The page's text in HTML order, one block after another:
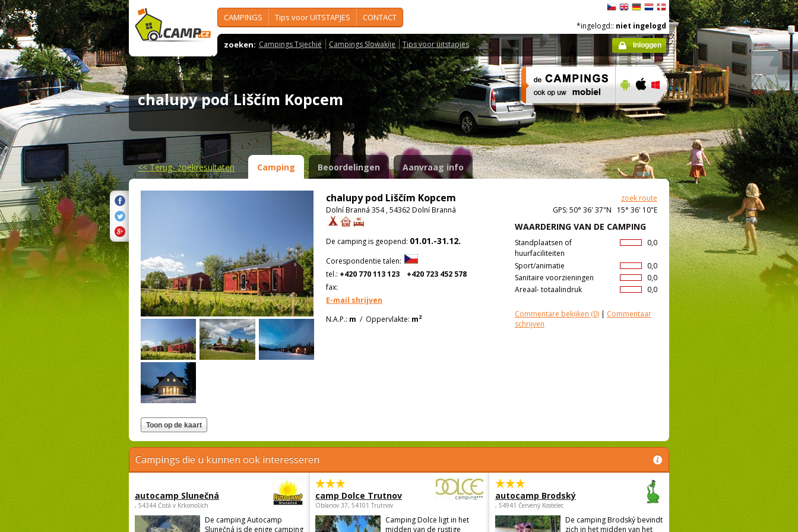
CAMPINGS Tips voor UITSTAPJES CONTACT
zoeken: Campings Tsjechië Campings Slowakije Tips voor uitstapjes
*ingelogd:: niet ingelogd
Inloggen
chalupy pod Liščím Kopcem
<<Terug- zoekresultaten Camping Beoordelingen Aanvraag info
chalupy pod Liščím Kopcem
zoek route
Dolní Branná 354 , 54362 Dolní Branná
GPS: 50° 36' 37"N 15° 36' 10"E
WAARDERING VAN DE CAMPING
0,0
Standplaatsen of
huurfaciliteiten
0,0
Sport/animatie
0,0
Sanitaire voorzieningen
0,0
Areaal- totaalindruk
Commentare bekijken (0) | Commentaar
schrijven
De camping is geopend: 01.01.-31.12.
Corespondentie talen:
tel.: +420 770 113 123
+420 723 452 578
fax:
E-mail shrijven
N.A.P.: m / Oppervlakte: m2
Campings die u kunnen ook interesseren
autocamp Slunečná
, 54344 Čistá v Krkonoších
De camping Autocamp
Slunečná is de enige camping
camp Dolce Trutnov
Oblanov 37, 54101 Trutnov
Camping Dolce ligt in het
midden van de rustige
autocamp Brodský
, 54941 Červený Kostelec
De camping Brodský bevindt
zich in het midden van het